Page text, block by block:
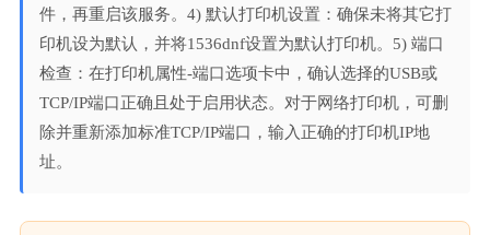
件，再重启该服务。4) 默认打印机设置：确保未将其它打
印机设为默认，并将1536dnf设置为默认打印机。5) 端口
检查：在打印机属性-端口选项卡中，确认选择的USB或
TCP/IP端口正确且处于启用状态。对于网络打印机，可删
除并重新添加标准TCP/IP端口，输入正确的打印机IP地
址。